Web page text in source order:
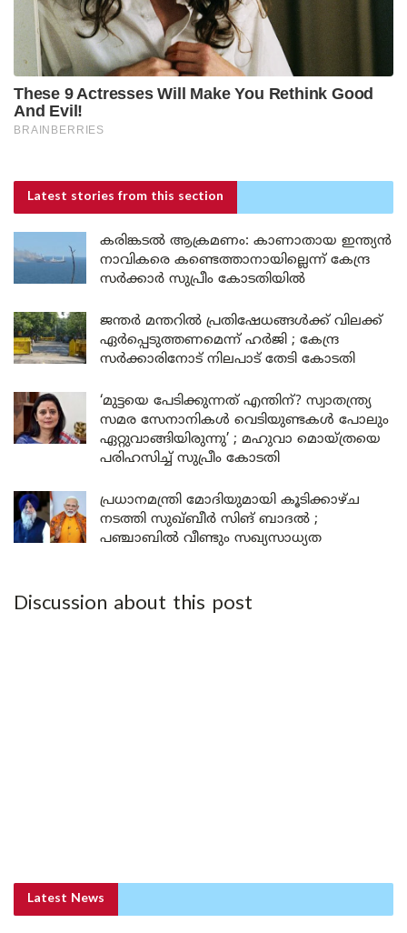
Latest stories from this section
കരിങ്കടൽ ആക്രമണം: കാണാതായ ഇന്ത്യൻ
നാവികരെ കണ്ടെത്താനായില്ലെന്ന് കേന്ദ്ര
സർക്കാർ സുപ്രീം കോടതിയിൽ
ജന്തർ മന്തറിൽ പ്രതിഷേധങ്ങൾക്ക് വിലക്ക്
ഏർപ്പെടുത്തണമെന്ന് ഹർജി ; കേന്ദ്ര
സർക്കാരിനോട് നിലപാട് തേടി കോടതി
‘മുട്ടയെ പേടിക്കുന്നത് എന്തിന്? സ്വാതന്ത്ര്യ
സമര സേനാനികൾ വെടിയുണ്ടകൾ പോലും
ഏറ്റുവാങ്ങിയിരുന്നു’ ; മഹുവാ മൊയ്ത്രയെ
പരിഹസിച്ച് സുപ്രീം കോടതി
പ്രധാനമന്ത്രി മോദിയുമായി കൂടിക്കാഴ്ച
നടത്തി സുഖ്ബീർ സിങ് ബാദൽ ;
പഞ്ചാബിൽ വീണ്ടും സഖ്യസാധ്യത
Discussion about this post
Latest News